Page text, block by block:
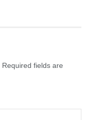
Required fields are